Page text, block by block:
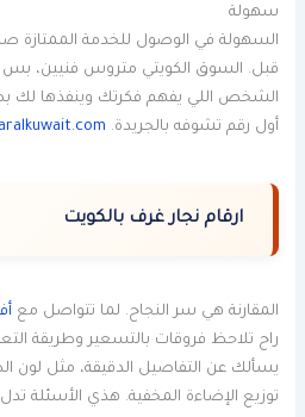
سهولة
السهولة في الوصول للخدمة الممتازة
قبل. السوق الكويتي متروس فنيين،
الشخص اللي يفهم فكرتك وينفذها لك
أول رقم تشوفه بالجريدة.
ارقام نجار غرف بالكويت
المقارنة هي سر النجاح. لما تتواصل مع
راح تلاحظ فروقات بالتسعير وطريقة
يسألك عن التفاصيل الدقيقة، مثل لون
توزيع الإضاءة المخفية. هذي الأسئلة